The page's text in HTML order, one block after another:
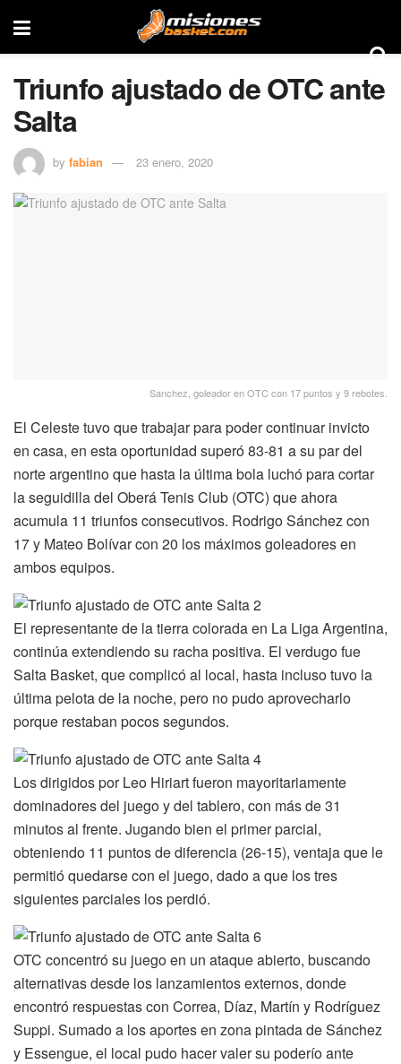
Triunfo ajustado de OTC ante
Salta
by fabian 23 enero, 2020
Sanchez, goleador en OTC con 17 puntos y 9 rebotes.
El Celeste tuvo que trabajar para poder continuar invicto
en casa, en esta oportunidad superó 83-81 a su par del
norte argentino que hasta la última bola luchó para cortar
la seguidilla del Oberá Tenis Club (OTC) que ahora
acumula 11 triunfos consecutivos. Rodrigo Sánchez con
17 y Mateo Bolívar con 20 los máximos goleadores en
ambos equipos.
El representante de la tierra colorada en La Liga Argentina,
continúa extendiendo su racha positiva. El verdugo fue
Salta Basket, que complicó al local, hasta incluso tuvo la
última pelota de la noche, pero no pudo aprovecharlo
porque restaban pocos segundos.
Los dirigidos por Leo Hiriart fueron mayoritariamente
dominadores del juego y del tablero, con más de 31
minutos al frente. Jugando bien el primer parcial,
obteniendo 11 puntos de diferencia (26-15), ventaja que le
permitió quedarse con el juego, dado a que los tres
siguientes parciales los perdió.
OTC concentró su juego en un ataque abierto, buscando
alternativas desde los lanzamientos externos, donde
encontró respuestas con Correa, Díaz, Martín y Rodríguez
Suppi. Sumado a los aportes en zona pintada de Sánchez
y Essengue, el local pudo hacer valer su poderío ante